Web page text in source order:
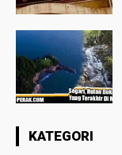
KATEGORI